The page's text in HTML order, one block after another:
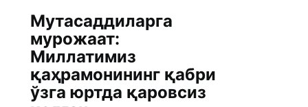
Мутасаддиларга
мурожаат:
Миллатимиз
қаҳрамонининг қабри
ўзга юртда қаровсиз